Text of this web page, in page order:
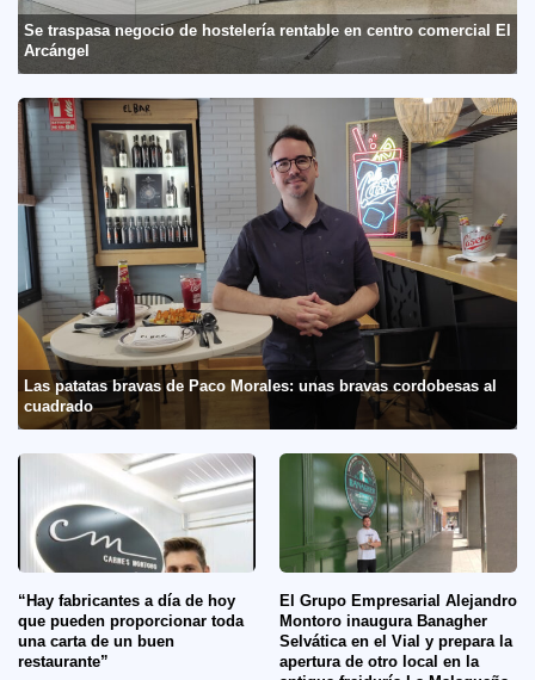
Se traspasa negocio de hostelería rentable en centro comercial El
Arcángel
Las patatas bravas de Paco Morales: unas bravas cordobesas al
cuadrado
“Hay fabricantes a día de hoy
que pueden proporcionar toda
una carta de un buen
restaurante”
El Grupo Empresarial Alejandro
Montoro inaugura Banagher
Selvática en el Vial y prepara la
apertura de otro local en la